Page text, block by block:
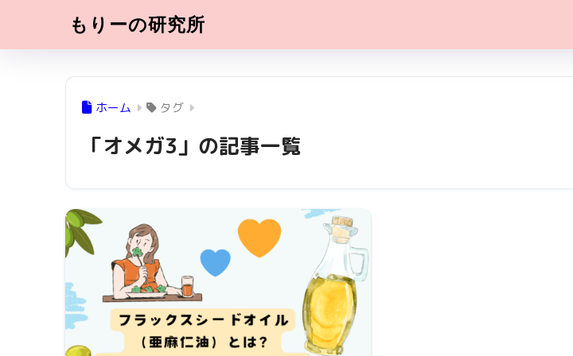
もりーの研究所
ホーム タグ
「オメガ3」の記事一覧